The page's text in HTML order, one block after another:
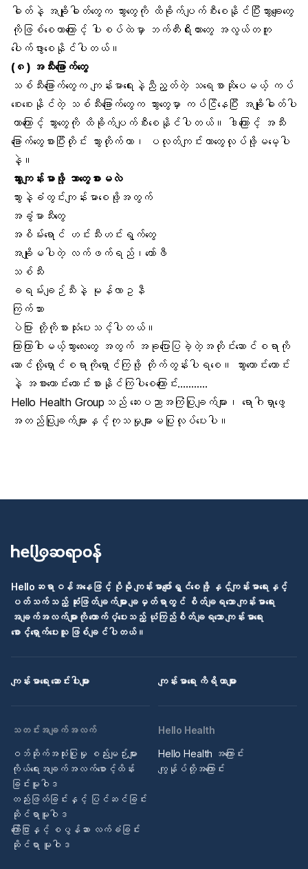
ဓါတ်နဲ့ အချိုဓါတ်တွေက သွားတွေကို ထိခိုက်ပျက်စီးစေနိုင်ပြီးသွားချေးတွေ
ကိုဖြစ်စေတာကြောင့် ပါးစပ် ထဲမှာ ဘက်တီးရီးယားတွေ အလွယ်တကူ
ပေါက်ဖွားစေနိုင်ပါတယ်။
(၈) အသီးခြောက်တွေ
သစ်သီးခြောက်တွေက ကျန်းမာရေးနဲ့ညီညွတ်တဲ့ သရေစာဆိုပေမယ့် ကပ်
စေးစေးနိုင်တဲ့ သစ်သီးခြောက်တွေက သွားတွေမှာ ကပ်ငြိနေပြီး အချိုဓါတ်ပါ
တာကြောင့် သွားတွေကို ထိခိုက်ပျက်စီးစေနိုင်ပါတယ်။ ဒါကြောင့် အသီး
ခြောက်တွေစားပြီးတိုင်း သွားတိုက်တာ ၊ ပလုတ်ကျင်းတာတွေလုပ်ဖို့မမေ့ပါ
နဲ့။
သွားကျန်းမာဖို့ ဘာတွေစားမလဲ
သွားနဲ့ခံတွင်းကျန်းမာစေဖို့အတွက်
အခွံမာသီးတွေ
အစိမ်းရောင် ဟင်းသီးဟင်းရွက်တွေ
အချိုမပါတဲ့ လက်ဖက်ရည်၊ကော်ဖီ
သစ်သီး
ခရမ်းချဉ်သီးနဲ့ မုန်လာဥနီ
ကြက်သား
ပဲပြား တို့ကိုစားသုံးပေးသင့်ပါတယ်။
ကြာကြာဝါးမယ့်သွားလေးတွေ အတွက် အခုပြောပြခဲ့တဲ့အတိုင်းဆောင်စရာကို
ဆောင်လို့ရှောင်စရာကိုရှောင်ကြဖို့ တိုက်တွန်းပါရစေ။ သွားကောင်းကောင်း
နဲ့ အစားကောင်းကောင်းစားနိုင်ကြပါစေကြောင်း………..
Hello Health Groupသည် ဆေးပညာအကြံပြုချက်များ၊ ရောဂါရှာဖွေ
အတည်ပြုချက်များနှင့်ကုသမှုများမပြုလုပ်ပေးပါ။
Helloဆရာဝန်အနေဖြင့် ပိုမို ကျန်းမာပျော်ရွှင်စေဖို့ နှင့်ကျန်းမာရေးနှင့်
ပတ်သက်သည့် ဆုံးဖြတ်ချက်များ ချမှတ်ရာတွင် စိတ်ချရသော ကျန်းမာရေး
အချက်အလက်များကို ထောက်ပံ့ပေးသည့် ယုံကြည်စိတ်ချရသော ကျန်းမာရေး
စောင့်ရှောက်ပေးသူ ဖြစ်ချင်ပါတယ်။
ကျန်းမာရေး ဆောင်းပါးများ ကျန်းမာရေး ကိရိယာများ
သတင်းအချက်အလက်
ဝဘ်ဆိုက်အသုံးပြုမှု စည်းမျဉ်းများ
ကိုယ်ရေးအချက်အလက်စောင့်ထိန်း
ခြင်းမူဝါဒ
တည်းဖြတ်ခြင်းနှင့် ပြင်ဆင်ခြင်း
ဆိုင်ရာမူဝါဒ
ကြော်ငြာနှင့် စပွန်ဆာ လက်ခံခြင်း
ဆိုင်ရာ မူဝါဒ
Hello Health
Hello Health အကြောင်း
ကျွန်ုပ်တို့အကြောင်း